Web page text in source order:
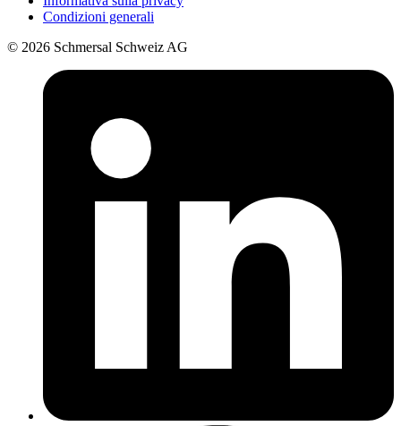
Condizioni generali
© 2026 Schmersal Schweiz AG